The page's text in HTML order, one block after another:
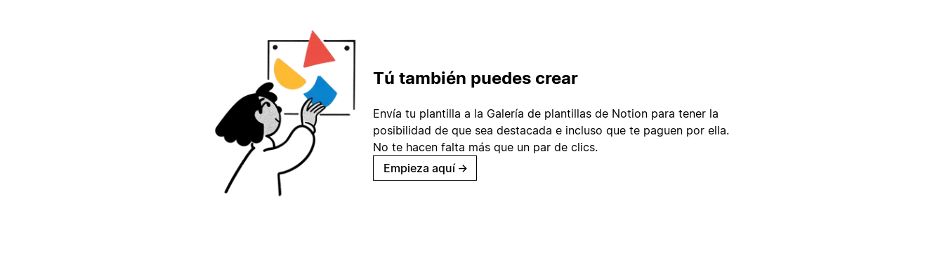
Tú también puedes crear
Envía tu plantilla a la Galería de plantillas de Notion para tener la
posibilidad de que sea destacada e incluso que te paguen por ella.
No te hacen falta más que un par de clics.
Empieza aquí →